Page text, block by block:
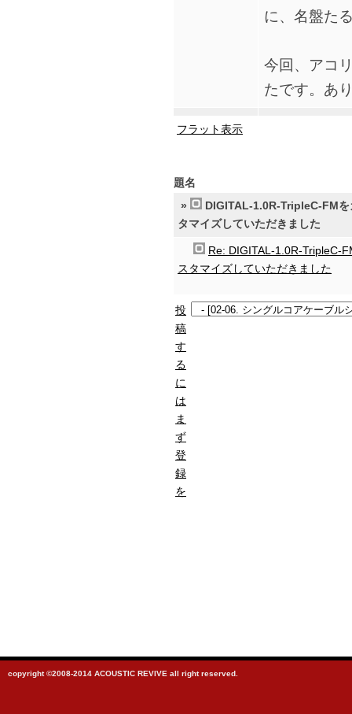
に、名盤た
今回、アコ
たです。あ
フラット表示
題名
»
DIGITAL-1.0R-TripleC-FMを
タマイズしていただきました
Re: DIGITAL-1.0R-TripleC-
スタマイズしていただきました
投
稿
す
る
に
は
ま
ず
登
録
を
copyright ©2008-2014 ACOUSTIC REVIVE all right reserved.